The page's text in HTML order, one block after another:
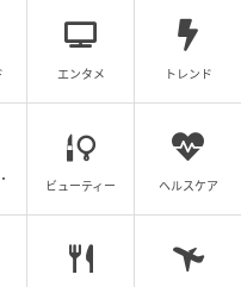
なくご飯をポンとラ
いう間に完成。忙し
ムーズに進みます。
ことで、冷凍庫内の
エンタメ トレンド
ビューティー ヘルスケア